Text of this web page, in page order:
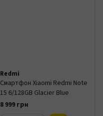
Redmi
Смартфон Xiaomi Redmi Note
15 6/128GB Glacier Blue
8 999 грн